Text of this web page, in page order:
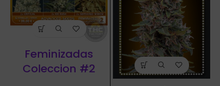
Feminizadas
Coleccion #2